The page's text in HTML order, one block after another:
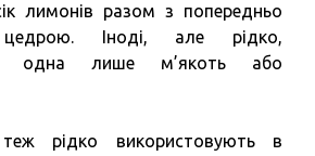
лимонів разом з попередньо
цедрою. Іноді, але рідко,
одна лише м’якоть або
рідко використовують в